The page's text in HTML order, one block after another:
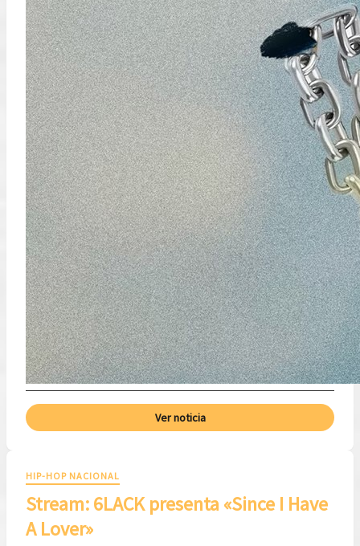
Ver noticia
HIP-HOP NACIONAL
Stream: 6LACK presenta «Since I Have
A Lover»